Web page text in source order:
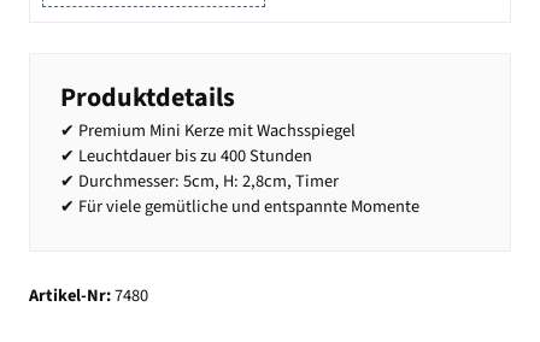
Produktdetails
✔ Premium Mini Kerze mit Wachsspiegel
✔ Leuchtdauer bis zu 400 Stunden
✔ Durchmesser: 5cm, H: 2,8cm, Timer
✔ Für viele gemütliche und entspannte Momente
Artikel-Nr:7480